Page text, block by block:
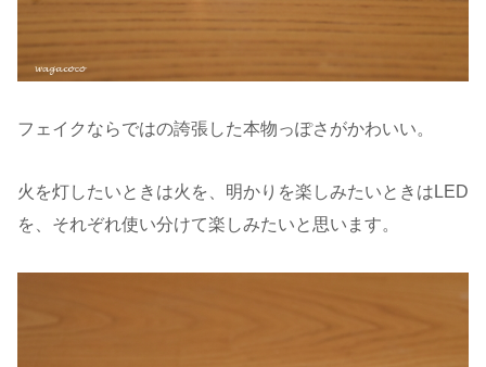
フェイクならではの誇張した本物っぽさがかわいい。
火を灯したいときは火を、明かりを楽しみたいときはLED
を、それぞれ使い分けて楽しみたいと思います。